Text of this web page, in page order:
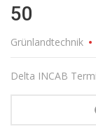
50
Grünlandtechnik
Delta INCAB